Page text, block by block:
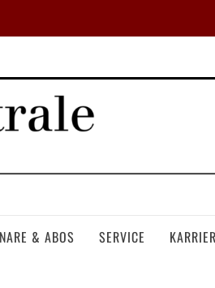
& ABOS SERVICE